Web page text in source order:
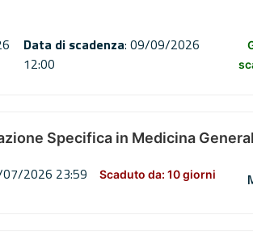
Data di scadenza: 09/09/2026
12:00
Specifica in Medicina
2026 23:59 Scaduto da: 10 giorni